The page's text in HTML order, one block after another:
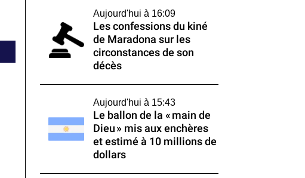
Aujourd'hui à 16:09
Les confessions du kiné
de Maradona sur les
circonstances de son
décès
Aujourd'hui à 15:43
Le ballon de la « main de
Dieu » mis aux enchères
et estimé à 10 millions de
dollars